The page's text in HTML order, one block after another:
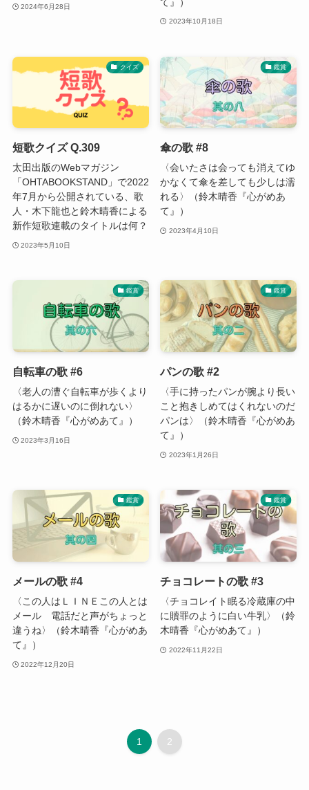
2024年6月28日
2023年10月18日
クイズ
短歌クイズ Q.309
太田出版のWebマガジン
「OHTABOOKSTAND」で2022
年7月から公開されている、歌
人・木下龍也と鈴木晴香による
新作短歌連載のタイトルは何？
2023年5月10日
鑑賞
傘の歌 #8
〈会いたさは会っても消えてゆ
かなくて傘を差しても少しは濡
れる〉（鈴木晴香『心がめあ
て』）
2023年4月10日
鑑賞
自転車の歌 #6
〈老人の漕ぐ自転車が歩くより
はるかに遅いのに倒れない〉
（鈴木晴香『心がめあて』）
2023年3月16日
鑑賞
パンの歌 #2
〈手に持ったパンが腕より長い
こと抱きしめてはくれないのだ
パンは〉（鈴木晴香『心がめあ
て』）
2023年1月26日
鑑賞
メールの歌 #4
〈この人はＬＩＮＥこの人とは
メール 電話だと声がちょっと
違うね〉（鈴木晴香『心がめあ
て』）
2022年12月20日
鑑賞
チョコレートの歌 #3
〈チョコレイト眠る冷蔵庫の中
に贖罪のように白い牛乳〉（鈴
木晴香『心がめあて』）
2022年11月22日
1 2